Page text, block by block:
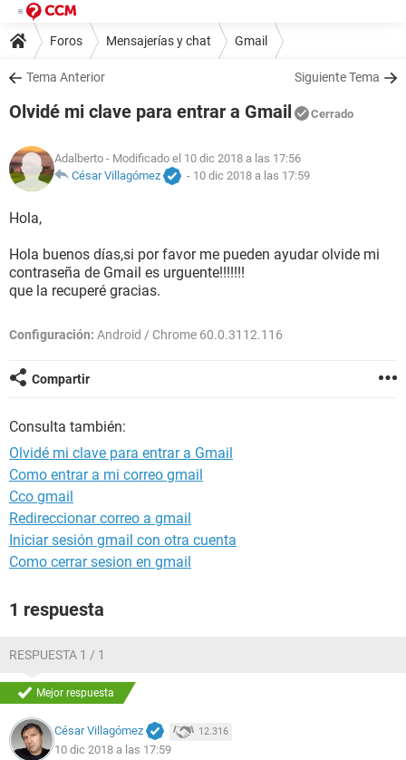
Foros Mensajerías y chat Gmail
Tema Anterior Siguiente Tema
Olvidé mi clave para entrar a Gmail Cerrado
Adalberto - Modificado el 10 dic 2018 a las 17:56
César Villagómez
- 10 dic 2018 a las 17:59
Hola,
Hola buenos días,si por favor me pueden ayudar olvide mi
contraseña de Gmail es urguente!!!!!!!
que la recuperé gracias.
Configuración: Android / Chrome 60.0.3112.116
Compartir
Consulta también:
Olvidé mi clave para entrar a Gmail
Como entrar a mi correo gmail
Cco gmail
Redireccionar correo a gmail
Iniciar sesión gmail con otra cuenta
Como cerrar sesion en gmail
1 respuesta
RESPUESTA 1 / 1
Mejor respuesta
César Villagómez 12.316
10 dic 2018 a las 17:59